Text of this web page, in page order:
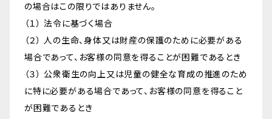
の場合はこの限りではありません。
（１） 法令に基づく場合
（２） 人の生命、身体又は財産の保護のために必要がある
場合であって、お客様の同意を得ることが困難であるとき
（３） 公衆衛生の向上又は児童の健全な育成の推進のため
に特に必要がある場合であって、お客様の同意を得ること
が困難であるとき